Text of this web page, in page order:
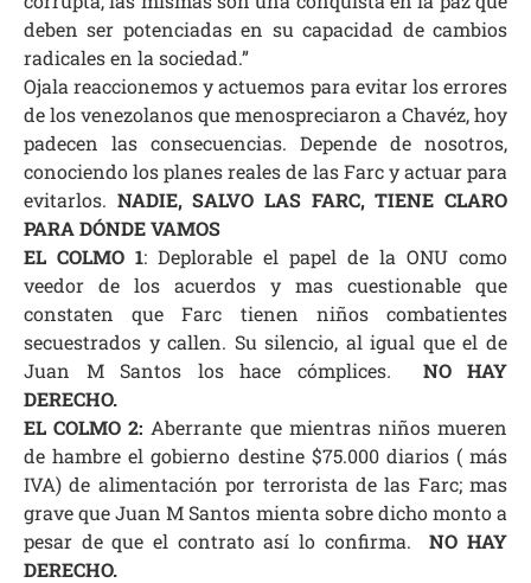
deben ser potenciadas en su capacidad de cambios
radicales en la sociedad.”
Ojala reaccionemos y actuemos para evitar los errores
de los venezolanos que menospreciaron a Chavéz, hoy
padecen las consecuencias. Depende de nosotros,
conociendo los planes reales de las Farc y actuar para
evitarlos. NADIE, SALVO LAS FARC, TIENE CLARO
PARA DÓNDE VAMOS
EL COLMO 1: Deplorable el papel de la ONU como
veedor de los acuerdos y mas cuestionable que
constaten que Farc tienen niños combatientes
secuestrados y callen. Su silencio, al igual que el de
Juan M Santos los hace cómplices.
NO HAY
DERECHO.
EL COLMO 2: Aberrante que mientras niños mueren
de hambre el gobierno destine $75.000 diarios ( más
IVA) de alimentación por terrorista de las Farc; mas
grave que Juan M Santos mienta sobre dicho monto a
pesar de que el contrato así lo confirma.
NO HAY
DERECHO.